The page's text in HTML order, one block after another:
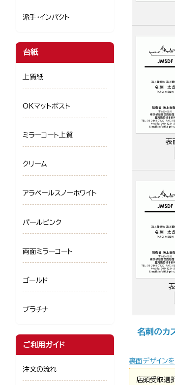
表
名刺のカ
裏面デザイン
店頭受取選
派手・インパクト
台紙
上質紙
OKマットポスト
ミラーコート上質
クリーム
アラベールスノーホワイト
パールピンク
両面ミラーコート
ゴールド
プラチナ
ご利用ガイド
注文の流れ